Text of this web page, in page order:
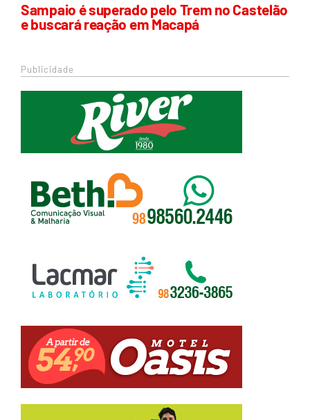
Sampaio é superado pelo Trem no Castelão
e buscará reação em Macapá
Publicidade